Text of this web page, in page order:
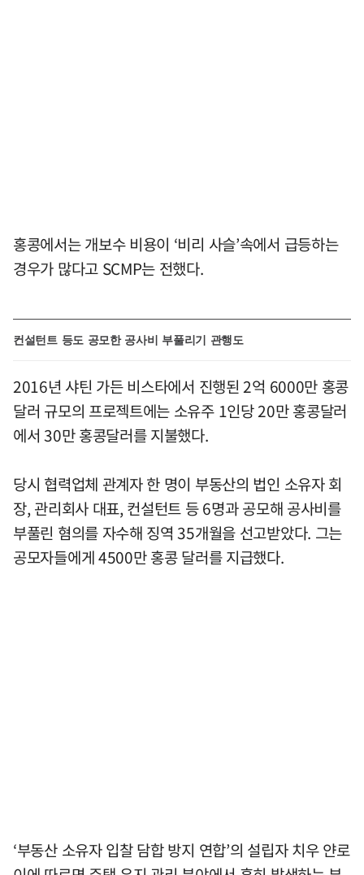
홍콩에서는 개보수 비용이 ‘비리 사슬’속에서 급등하는
경우가 많다고 SCMP는 전했다.
컨설턴트 등도 공모한 공사비 부풀리기 관행도
2016년 샤틴 가든 비스타에서 진행된 2억 6000만 홍콩
달러 규모의 프로젝트에는 소유주 1인당 20만 홍콩달러
에서 30만 홍콩달러를 지불했다.
당시 협력업체 관계자 한 명이 부동산의 법인 소유자 회
장, 관리회사 대표, 컨설턴트 등 6명과 공모해 공사비를
부풀린 혐의를 자수해 징역 35개월을 선고받았다. 그는
공모자들에게 4500만 홍콩 달러를 지급했다.
‘부동산 소유자 입찰 담합 방지 연합’의 설립자 치우 얀로